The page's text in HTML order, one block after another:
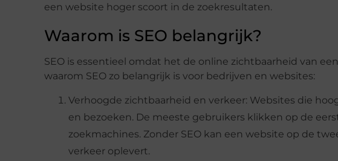
een website hoger scoort in de zoekresultaten.
Waarom is SEO belangrijk?
SEO is essentieel omdat het de online zichtbaarheid van
waarom SEO zo belangrijk is voor bedrijven en websites:
Verhoogde zichtbaarheid en verkeer: Websites die
en bezoeken. De meeste gebruikers klikken op de
zoekmachines. Zonder SEO kan een website op de
verkeer oplevert.